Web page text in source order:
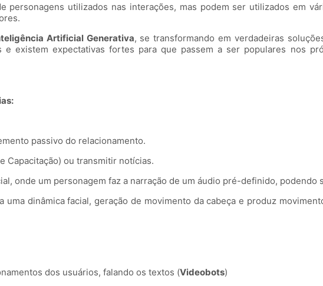
personagens utilizados nas interações, mas podem ser utilizados em
Artificial Generativa, se transformando em verdadeiras
existem expectativas fortes para que passem a ser populares nos
passivo do relacionamento.
Capacitação) ou transmitir notícias.
onde um personagem faz a narração de um áudio pré-definido, podendo
dinâmica facial, geração de movimento da cabeça e produz
dos usuários, falando os textos (Videobots)